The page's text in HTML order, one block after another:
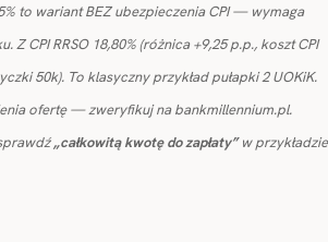
to wariant BEZ ubezpieczenia CPI — wymaga
Z CPI RRSO 18,80% (różnica +9,25 p.p., koszt CPI
50k). To klasyczny przykład pułapki 2 UOKiK.
ofertę — zweryfikuj na bankmillennium.pl.
„całkowitą kwotę do zapłaty”w przykładzie